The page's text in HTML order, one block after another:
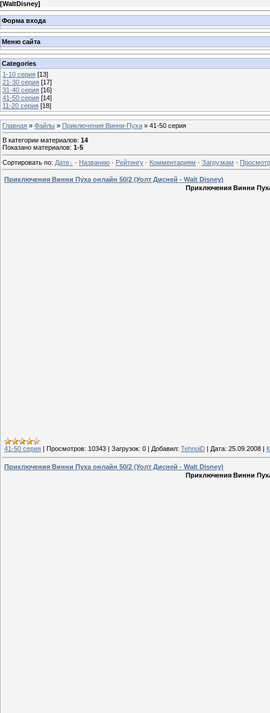
[WaltDisney]
Форма входа
Меню сайта
Categories
1-10 серия [13]
21-30 серия [17]
31-40 серия [16]
41-50 серия [14]
11-20 серия [18]
Главная » Файлы » Приключения Винни-Пуха » 41-50 серия
В категории материалов: 14
Показано материалов: 1-5
Сортировать по: Дате · Названию · Рейтингу · Комментариям · Загрузкам ·
Приключения Винни Пуха онлайн 50/2 (Уолт Дисней - Walt Disney)
Приключения Винни
41-50 серия | Просмотров: 10343 | Загрузок: 0 | Добавил: TehnoiD | Дата: 25.09.2008 |
Приключения Винни Пуха онлайн 50/2 (Уолт Дисней - Walt Disney)
Приключения Винни